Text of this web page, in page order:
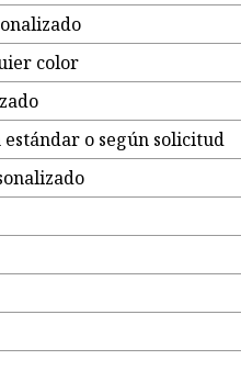
color
o según solicitud